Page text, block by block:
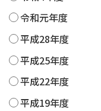
令和元年度
平成28年度
平成25年度
平成22年度
平成19年度